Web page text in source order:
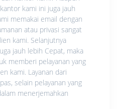
kami ini juga jauh
memakai email dengan
atau privasi sangat
kami. Selanjutnya
jauh lebih Cepat, maka
memberi pelayanan yang
kami. Layanan dari
selain pelayanan yang
menerjemahkan